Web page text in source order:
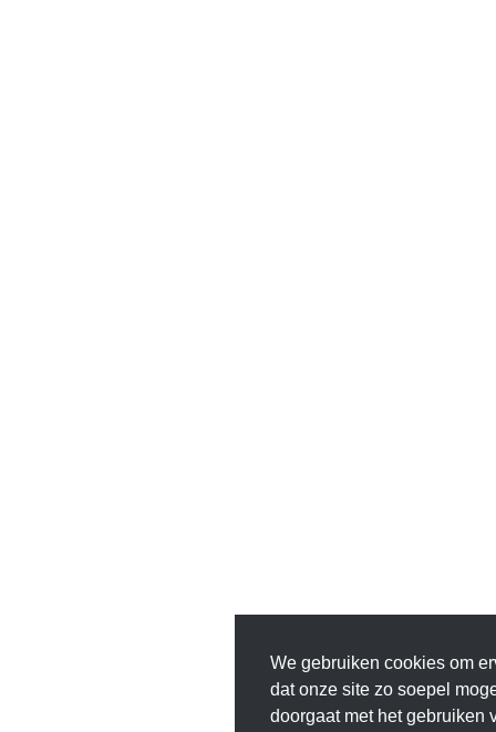
We gebruiken cookies om
dat onze site zo soepel
doorgaat met het gebruiken